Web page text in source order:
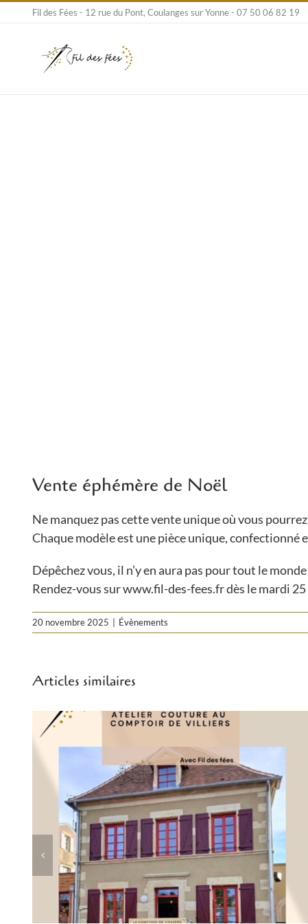
PasserFil des Fées - 12 rue du Pont, Coulanges sur Yonne - 07 50 06 82 19
Vente éphémère de Noël
Ne manquez pas cette vente unique où vous
Chaque modèle est une pièce unique, confectionné
Dépêchez vous, il n’y en aura pas pour tout le
Rendez-vous sur www.fil-des-fees.fr dès le mardi
20 novembre 2025 Évènements
Articles similaires